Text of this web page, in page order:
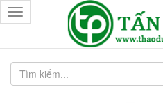
Toggle
navigation